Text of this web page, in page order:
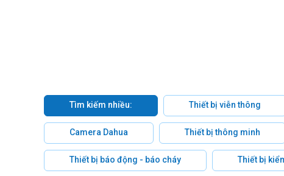
Tìm kiếm nhiều: Thiết bị viễn thông
Camera Dahua Thiết bị thông minh
Thiết bị báo động - báo cháy Thiết bị